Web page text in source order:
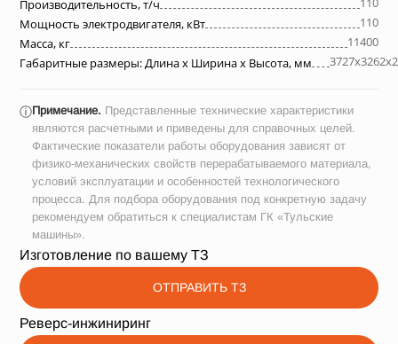
Производительность, т/ч
Мощность электродвигателя, кВт
110
Масса, кг
11400
Габаритные размеры: Длина х Ширина х Высота, мм
ⓘПримечание. Представленные технические характеристики
являются расчетными и приведены для справочных целей.
Фактические показатели работы оборудования зависят от
физико-механических свойств перерабатываемого материала,
условий эксплуатации и особенностей технологического
процесса. Для подбора оборудования под конкретную задачу
рекомендуем обратиться к специалистам ГК «Тульские
машины».
Изготовление по вашему ТЗ
ОТПРАВИТЬ ТЗ
Реверс-инжиниринг